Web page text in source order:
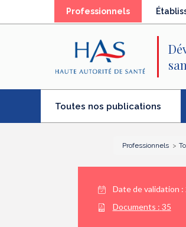
Professionnels(élément
Toutes nos publications
Professionnels
Date de validation :
Documents : 35